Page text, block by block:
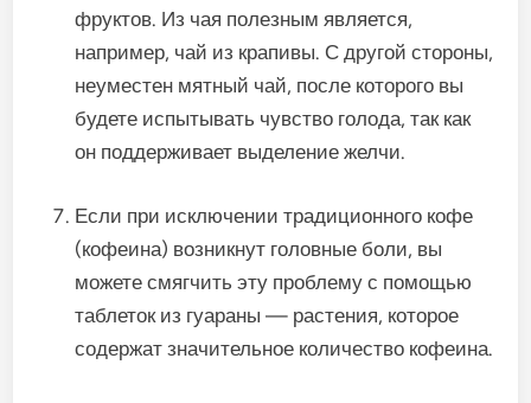
фруктов. Из чая полезным является,
например, чай из крапивы. С другой стороны,
неуместен мятный чай, после которого вы
будете испытывать чувство голода, так как
он поддерживает выделение желчи.
Если при исключении традиционного кофе
(кофеина) возникнут головные боли, вы
можете смягчить эту проблему с помощью
таблеток из гуараны — растения, которое
содержат значительное количество кофеина.